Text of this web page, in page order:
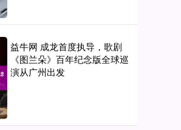
益牛网 成龙首度执导，歌剧
《图兰朵》百年纪念版全球巡
演从广州出发